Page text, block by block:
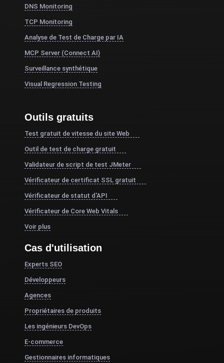
DNS Monitoring
TCP Monitoring
Analyse de Test de Charge par IA
MCP Server (Connect AI)
Surveillance synthétique
Visual Regression Testing
Outils gratuits
Test gratuit de vitesse du site Web
Outil de test de charge gratuit
Validateur de script de test JMeter
Vérificateur de certificat SSL gratuit
Vérificateur de statut d'API
Vérificateur de Core Web Vitals
Voir plus
Cas d'utilisation
Experts SEO
Développeurs
Agences
Propriétaires de produits
Les ingénieurs DevOps
E-commerce
Gestionnaires informatiques